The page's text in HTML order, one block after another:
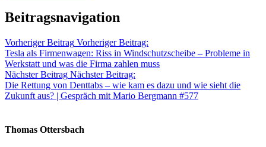
Beitragsnavigation
Vorheriger Beitrag Vorheriger Beitrag:
Tesla als Firmenwagen: Riss in Windschutzscheibe – Probleme in
Werkstatt und was die Firma zahlen muss
Nächster Beitrag Nächster Beitrag:
Die Rettung von Denttabs – wie kam es dazu und wie sieht die
Zukunft aus? | Gespräch mit Mario Bergmann #577
Thomas Ottersbach